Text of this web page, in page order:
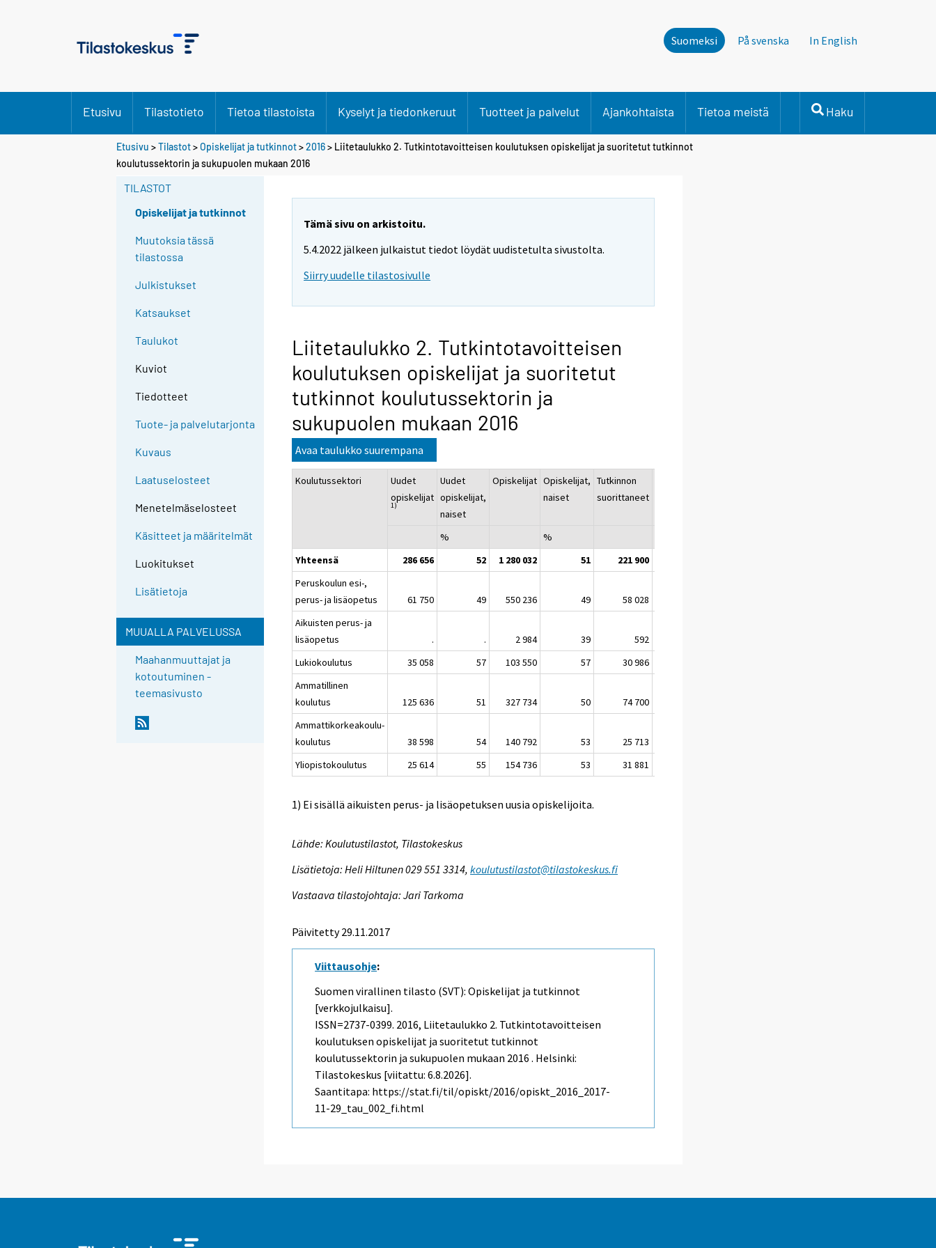
Suomeksi På svenska In English
Etusivu Tilastotieto Tietoa tilastoista Kyselyt ja tiedonkeruut Tuotteet ja palvelut Ajankohtaista Tietoa meistä Haku
Etusivu >Tilastot>Opiskelijat ja tutkinnot>2016> Liitetaulukko 2. Tutkintotavoitteisen koulutuksen opiskelijat ja suoritetut tutkinnot
koulutussektorin ja sukupuolen mukaan 2016
TILASTOT
Opiskelijat ja tutkinnot
Muutoksia tässä
tilastossa
Julkistukset
Katsaukset
Taulukot
Kuviot
Tiedotteet
Tuote- ja palvelutarjonta
Kuvaus
Laatuselosteet
Menetelmäselosteet
Käsitteet ja määritelmät
Luokitukset
Lisätietoja
MUUALLA PALVELUSSA
Maahanmuuttajat ja
kotoutuminen -
teemasivusto
Tämä sivu on arkistoitu.
5.4.2022 jälkeen julkaistut tiedot löydät uudistetulta sivustolta.
Siirry uudelle tilastosivulle
Liitetaulukko 2. Tutkintotavoitteisen
koulutuksen opiskelijat ja suoritetut
tutkinnot koulutussektorin ja
sukupuolen mukaan 2016
Avaa taulukko suurempana
Koulutussektori
Uudet
opiskelijat
1)
Uudet
opiskelijat,
naiset
Opiskelijat Opiskelijat,
naiset
Tutkinnon
suorittaneet
%
%
Yhteensä
286 656 52 1 280 032 51 221 900
Peruskoulun esi-,
perus- ja lisäopetus
61 750 49 550 236 49 58 028
Aikuisten perus- ja
lisäopetus
. . 2 984 39 592
Lukiokoulutus
35 058 57 103 550 57 30 986
Ammatillinen
koulutus
125 636 51 327 734 50 74 700
Ammattikorkeakoulu-
koulutus
38 598 54 140 792 53 25 713
Yliopistokoulutus
25 614 55 154 736 53 31 881
1) Ei sisällä aikuisten perus- ja lisäopetuksen uusia opiskelijoita.
Lähde: Koulutustilastot, Tilastokeskus
Lisätietoja: Heli Hiltunen 029 551 3314,koulutustilastot@tilastokeskus.fi
Vastaava tilastojohtaja: Jari Tarkoma
Päivitetty 29.11.2017
Viittausohje:
Suomen virallinen tilasto (SVT): Opiskelijat ja tutkinnot
[verkkojulkaisu].
ISSN=2737-0399. 2016, Liitetaulukko 2. Tutkintotavoitteisen
koulutuksen opiskelijat ja suoritetut tutkinnot
koulutussektorin ja sukupuolen mukaan 2016 . Helsinki:
Tilastokeskus [viitattu: 6.8.2026].
Saantitapa: https://stat.fi/til/opiskt/2016/opiskt_2016_2017-
11-29_tau_002_fi.html